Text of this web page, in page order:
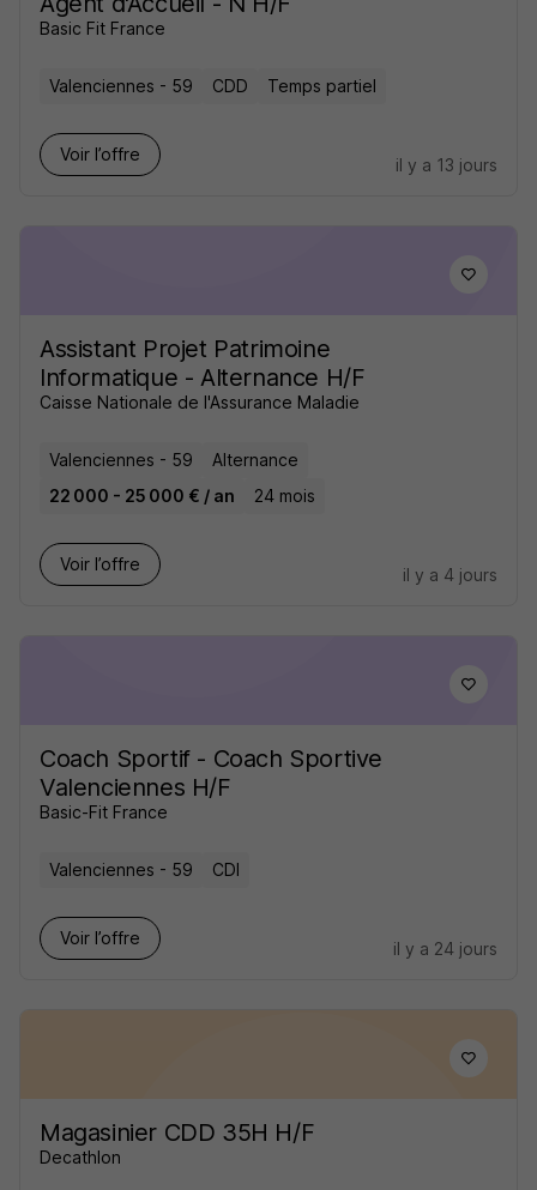
Basic Fit France
Valenciennes - 59 CDD Temps partiel
Voir l’offre
il y a 13 jours
Assistant Projet Patrimoine
Informatique - Alternance H/F
Caisse Nationale de l'Assurance Maladie
Valenciennes - 59
Alternance
22 000 - 25 000 € / an
24 mois
Voir l’offre
il y a 4 jours
Coach Sportif - Coach Sportive
Valenciennes H/F
Basic-Fit France
Valenciennes - 59 CDI
Voir l’offre
il y a 24 jours
Magasinier CDD 35H H/F
Decathlon